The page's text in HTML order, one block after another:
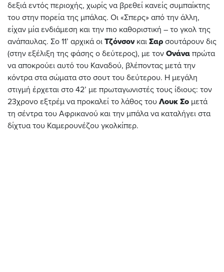
δεξιά εντός περιοχής, χωρίς να βρεθεί κανείς συμπαίκτης
του στην πορεία της μπάλας. Οι «Σπερς» από την άλλη,
είχαν μία ενδιάμεση και την πιο καθοριστική – το γκολ της
ανάπαυλας. Σο 11’ αρχικά οι Τζόνσον και Σαρ σουτάρουν δις
(στην εξέλιξη της φάσης ο δεύτερος), με τον Ονάνα πρώτα
να αποκρούει αυτό του Καναδού, βλέποντας μετά την
κόντρα στα σώματα στο σουτ του δεύτερου. Η μεγάλη
στιγμή έρχεται στο 42’ με πρωταγωνιστές τους ίδιους: τον
23χρονο εξτρέμ να προκαλεί το λάθος του Λουκ Σο μετά
τη σέντρα του Αφρικανού και την μπάλα να καταλήγει στα
δίχτυα του Καμερουνέζου γκολκίπερ.